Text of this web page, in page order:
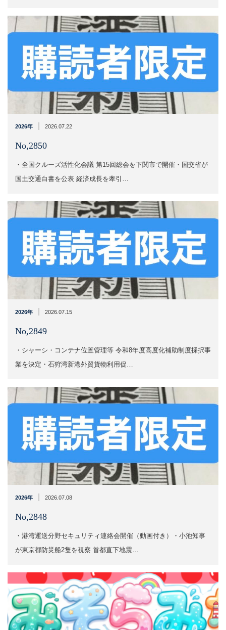
2026年 2026.07.22
No,2850
・全国クルーズ活性化会議 第15回総会を下関市で開催・国交省が
国土交通白書を公表 経済成長を牽引…
2026年 2026.07.15
No,2849
・シャーシ・コンテナ位置管理等 令和8年度高度化補助制度採択事
業を決定・石狩湾新港外貿貨物利用促…
2026年 2026.07.08
No,2848
・港湾運送分野セキュリティ連絡会開催（動画付き）・小池知事
が東京都防災船2隻を視察 首都直下地震…